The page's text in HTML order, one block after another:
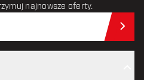
najnowsze oferty.